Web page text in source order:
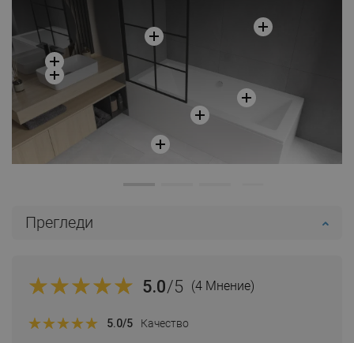
Прегледи
5.0/5 (4 Мнение)
5.0/5 Качество